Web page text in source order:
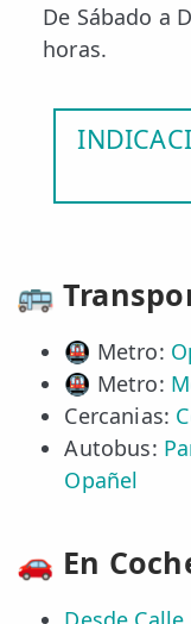
De Sábado a
horas.
🚌
🚇 Metro:
🚇 Metro:
Cercanias:
Autobus:
Opañel
🚗 En